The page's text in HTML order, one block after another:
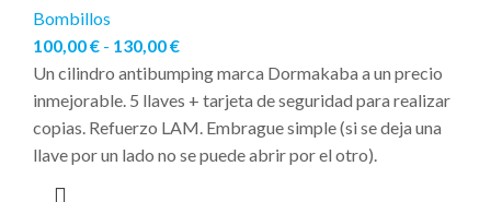
Bombillos
100,00€ - 130,00€
Un cilindro antibumping marca Dormakaba a un precio
inmejorable. 5 llaves + tarjeta de seguridad para realizar
copias. Refuerzo LAM. Embrague simple (si se deja una
llave por un lado no se puede abrir por el otro).